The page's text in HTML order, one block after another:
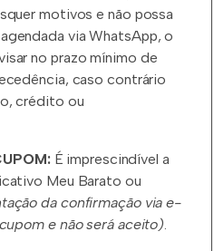
motivos e não possa
via WhatsApp, o
no prazo mínimo de
caso contrário
crédito ou
É imprescindível a
Meu Barato ou
da confirmação via e-
e não será aceito).